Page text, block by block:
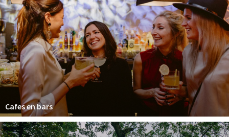
Baroniepoorten
Sport
Privacy
Inloggen
Cafes en bars